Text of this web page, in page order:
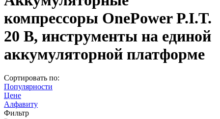
компрессоры OnePower P.I.T.
20 В, инструменты на единой
аккумуляторной платформе
Сортировать по:
Популярности
Цене
Алфавиту
Фильтр